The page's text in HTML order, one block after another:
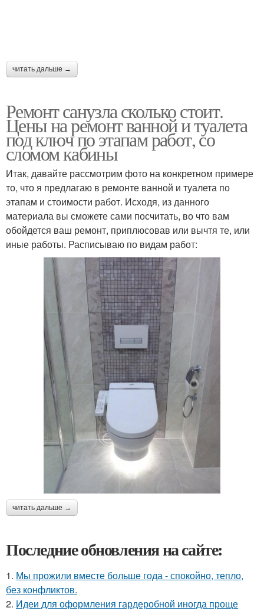
читать дальше →
Ремонт санузла сколько стоит.
Цены на ремонт ванной и туалета
под ключ по этапам работ, со
сломом кабины
Итак, давайте рассмотрим фото на конкретном примере
то, что я предлагаю в ремонте ванной и туалета по
этапам и стоимости работ. Исходя, из данного
материала вы сможете сами посчитать, во что вам
обойдется ваш ремонт, приплюсовав или вычтя те, или
иные работы. Расписываю по видам работ:
читать дальше →
Последние обновления на сайте:
1. Мы прожили вместе больше года - спокойно, тепло,
без конфликтов.
2. Идеи для оформления гардеробной иногда проще